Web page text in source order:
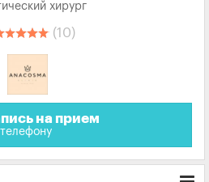
хирург
(10)
на прием